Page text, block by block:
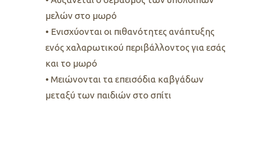
μελών στο μωρό
• Ενισχύονται οι πιθανότητες ανάπτυξης
ενός χαλαρωτικού περιβάλλοντος για εσάς
και το μωρό
• Μειώνονται τα επεισόδια καβγάδων
μεταξύ των παιδιών στο σπίτι